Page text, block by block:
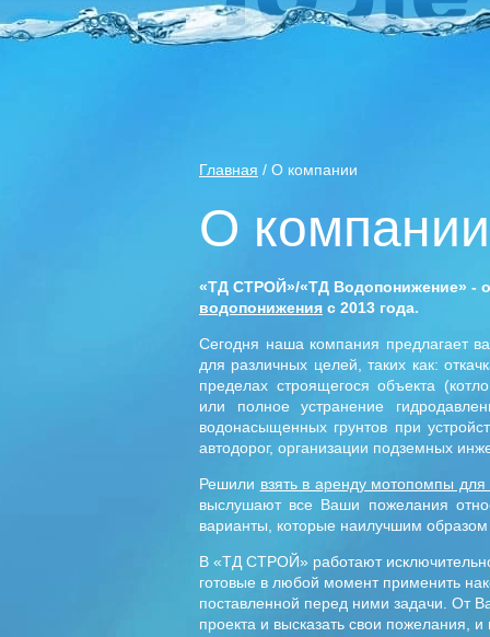
Главная / О компании
О
«ТД СТРОЙ»/«ТД Водопонижение» -
водопонижения с 2013 года.
Сегодня наша компания предлагает
для различных целей, таких как:
пределах строящегося объекта
или полное устранение
водонасыщенных грунтов при
автодорог, организации подземных
Решили взять в аренду мотопомпы
выслушают все Ваши пожелания
варианты, которые наилучшим
В «ТД СТРОЙ» работают
готовые в любой момент применить
поставленной перед ними задачи. От
проекта и высказать свои пожелания,